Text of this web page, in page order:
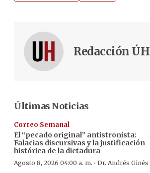
Redacción ÚH
Últimas Noticias
Correo Semanal
El “pecado original” antistronista:
Falacias discursivas y la justificación
histórica de la dictadura
Agosto 8, 2026 04:00 a. m. · Dr. Andrés Ginés